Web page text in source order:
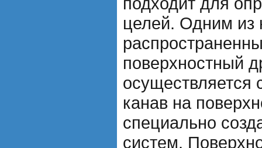
целей. Одним из
поверхностный
осуществляется
канав на
специально
систем.